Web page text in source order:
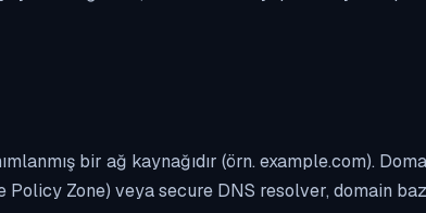
bir ağ kaynağıdır (örn. example.com).
Zone) veya secure DNS resolver, domain